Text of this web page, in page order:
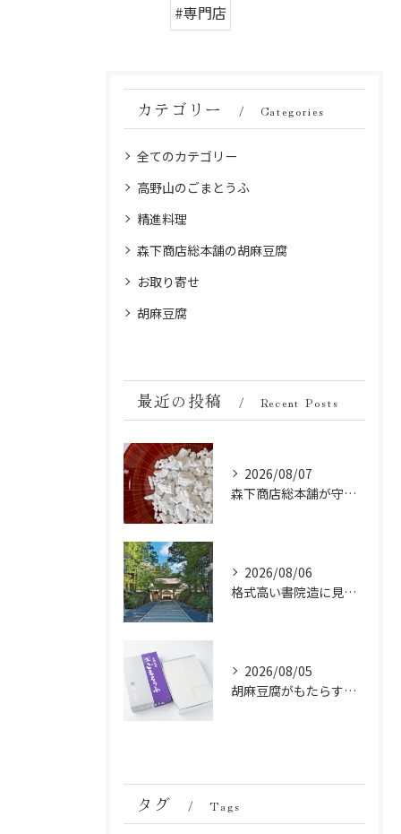
#専門店
カテゴリー Categories
全てのカテゴリー
高野山のごまとうふ
精進料理
森下商店総本舗の胡麻豆腐
お取り寄せ
胡麻豆腐
最近の投稿 Recent Posts
2026/08/07
森下商店総本舗が守り続ける伝統の胡麻豆腐に使う吉野葛の純度と効能
2026/08/06
格式高い書院造に見る金剛峯寺の中世から近世への変遷
2026/08/05
胡麻豆腐がもたらす美肌の秘密：ビタミンEと抗酸化成分の力
タグ Tags